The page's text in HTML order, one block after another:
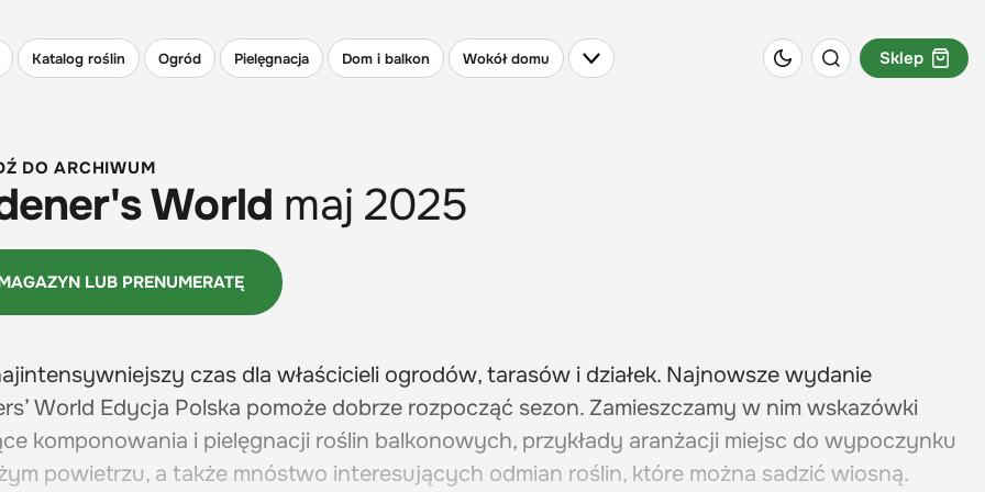
Katalog roślin Ogród Pielęgnacja Dom i balkon Wokół domu Sklep
DO ARCHIWUM
World maj 2025
LUB PRENUMERATĘ
czas dla właścicieli ogrodów, tarasów i działek. Najnowsze wydanie
World Edycja Polska pomoże dobrze rozpocząć sezon. Zamieszczamy w nim wskazówki
komponowania i pielęgnacji roślin balkonowych, przykłady aranżacji miejsc do wypoczynku
powietrzu, a także mnóstwo interesujących odmian roślin, które można sadzić wiosną.